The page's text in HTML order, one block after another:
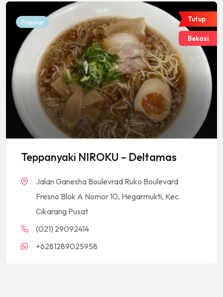
Popular Tutup
Bekasi
Teppanyaki NIROKU – Deltamas
Jalan Ganesha Boulevrad Ruko Boulevard
Fresno Blok A Nomor 10, Hegarmukti, Kec.
Cikarang Pusat
(021) 29092414
+6281289025958